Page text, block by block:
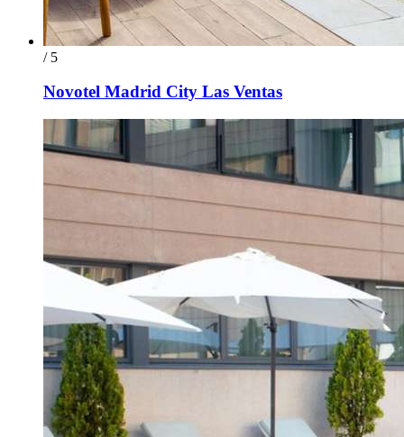
/ 5
Novotel Madrid City Las Ventas